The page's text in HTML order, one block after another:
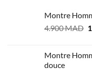
Montre
4.900MAD
Montre
douce